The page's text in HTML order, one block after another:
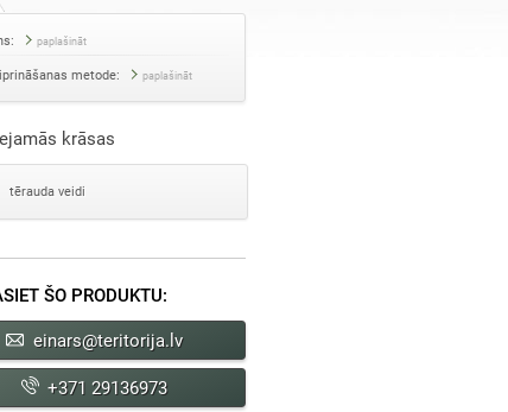
paplašināt
metode: paplašināt
krāsas
tērauda veidi
ŠO PRODUKTU:
einars@teritorija.lv
+371 29136973